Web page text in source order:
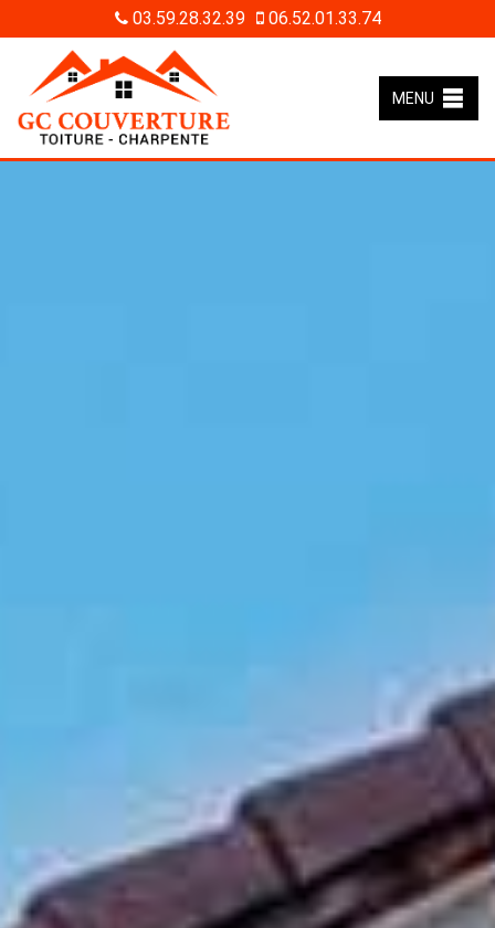
03.59.28.32.39 06.52.01.33.74
MENU